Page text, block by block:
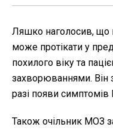
Ляшко наголосив, що
може протікати у
похилого віку та
захворюваннями. Він
разі появи
Також очільник МОЗ